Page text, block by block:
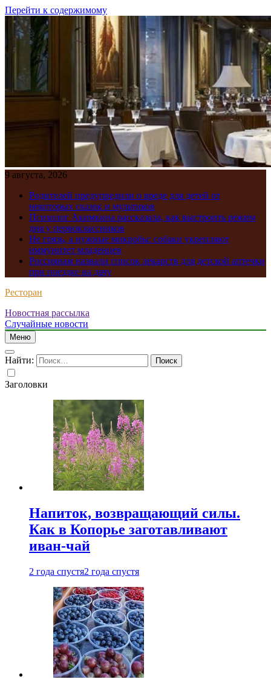
Перейти к содержимому
9 августа, 2026
Родителей предупредили о вреде для детей от
некоторых сказок и мультиков
Психолог Акимкина рассказала, как выстроить режим
дня у первоклассников
Не грязь, а нужные микробы: собаки укрепляют
иммунитет младенцев
Россиянам назвали список лекарств для детской аптечки
при поездке на дачу
Ресторан
Новостная рассылка
Случайные новости
Меню
Найти:
Заголовки
Напиток, возвращающий силы.
Как в Копорье заготавливают
иван-чай
2 года спустя2 года спустя